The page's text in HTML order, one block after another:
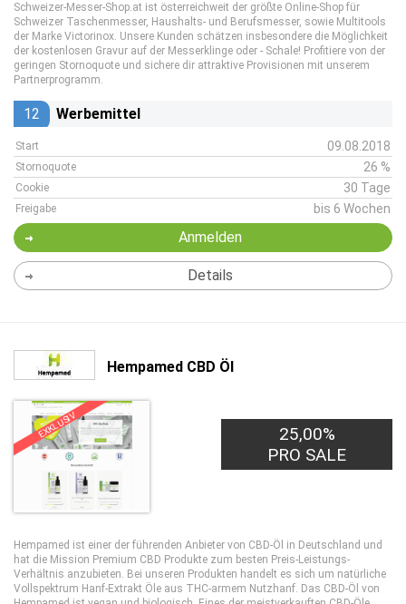
Schweizer-Messer-Shop.at ist österreichweit der größte Online-Shop für
Schweizer Taschenmesser, Haushalts- und Berufsmesser, sowie Multitools
der Marke Victorinox. Unsere Kunden schätzen insbesondere die Möglichkeit
der kostenlosen Gravur auf der Messerklinge oder - Schale! Profitiere von der
geringen Stornoquote und sichere dir attraktive Provisionen mit unserem
Partnerprogramm.
12 Werbemittel
Start 09.08.2018
Stornoquote 26 %
Cookie 30 Tage
Freigabe bis 6 Wochen
Anmelden
Details
Hempamed CBD Öl
EXKLUSIV
25,00%
PRO SALE
Hempamed ist einer der führenden Anbieter von CBD-Öl in Deutschland und
hat die Mission Premium CBD Produkte zum besten Preis-Leistungs-
Verhältnis anzubieten. Bei unseren Produkten handelt es sich um natürliche
Vollspektrum Hanf-Extrakt Öle aus THC-armem Nutzhanf. Das CBD-Öl von